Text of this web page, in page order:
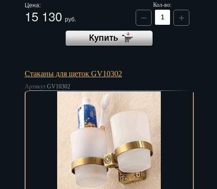
Цена:
15 130 руб.
Кол-во:
Стаканы для щеток GV10302
Артикул GV10302